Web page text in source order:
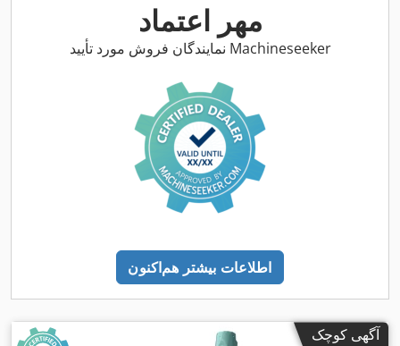
مهر اعتماد
نمایندگان فروش مورد تأیید Machineseeker
اطلاعات بیشتر هم‌اکنون
آگهی کوچک